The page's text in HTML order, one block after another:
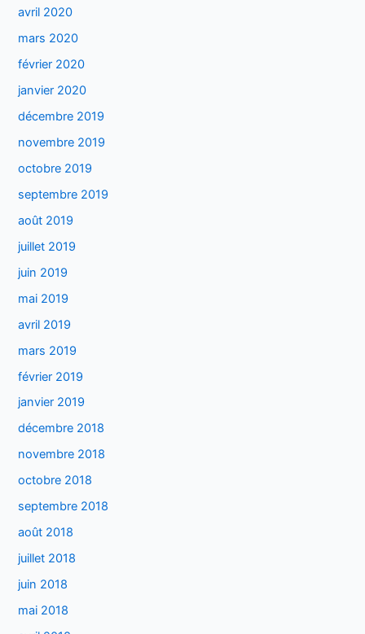
avril 2020
mars 2020
février 2020
janvier 2020
décembre 2019
novembre 2019
octobre 2019
septembre 2019
août 2019
juillet 2019
juin 2019
mai 2019
avril 2019
mars 2019
février 2019
janvier 2019
décembre 2018
novembre 2018
octobre 2018
septembre 2018
août 2018
juillet 2018
juin 2018
mai 2018